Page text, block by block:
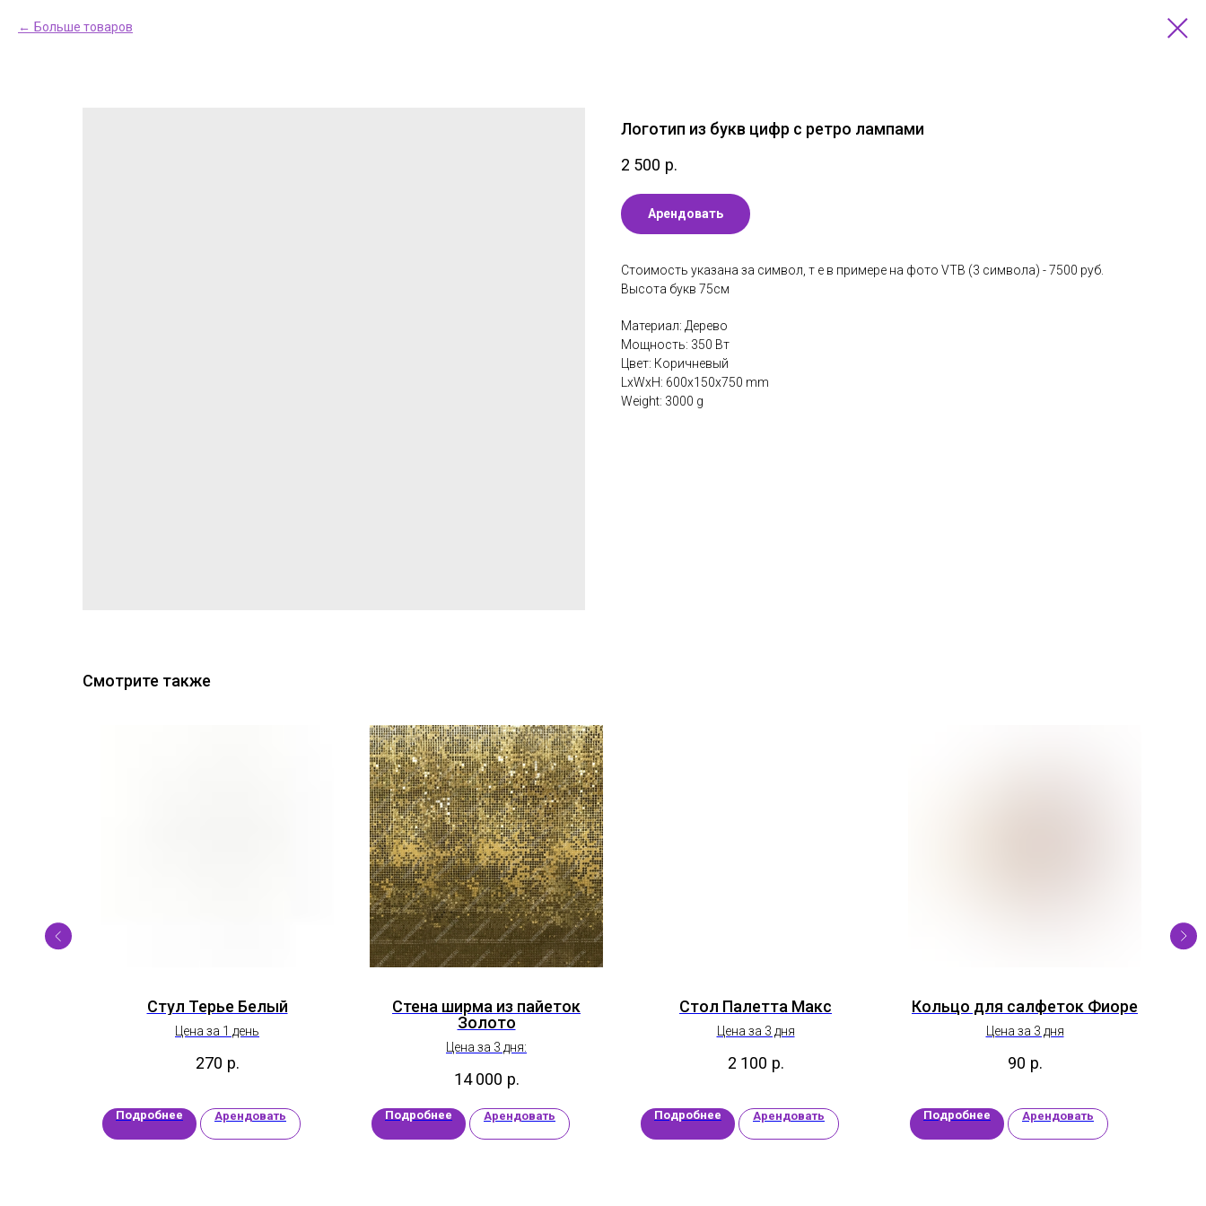
Больше товаров
Логотип из букв цифр с ретро лампами
2 500 р.
Арендовать
Стоимость указана за символ, т е в примере на фото VTB (3 cимвола) - 7500 руб.
Высота букв 75см
Материал: Дерево
Мощность: 350 Вт
Цвет: Коричневый
LxWxH: 600x150x750 mm
Weight: 3000 g
Смотрите также
Стул Терье Белый
Цена за 1 день
270 р.
Подробнее Арендовать
Стена ширма из пайеток
Золото
Цена за 3 дня:
14 000 р.
Подробнее Арендовать
Стол Палетта Макс
Цена за 3 дня
2 100 р.
Подробнее Арендовать
Кольцо для салфеток Фиоре
Цена за 3 дня
90 р.
Подробнее Арендовать